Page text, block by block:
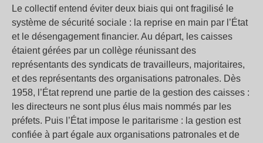
Le collectif entend éviter deux biais qui ont fragilisé le
système de sécurité sociale : la reprise en main par l’État
et le désengagement financier. Au départ, les caisses
étaient gérées par un collège réunissant des
représentants des syndicats de travailleurs, majoritaires,
et des représentants des organisations patronales. Dès
1958, l’État reprend une partie de la gestion des caisses :
les directeurs ne sont plus élus mais nommés par les
préfets. Puis l’État impose le paritarisme : la gestion est
confiée à part égale aux organisations patronales et de